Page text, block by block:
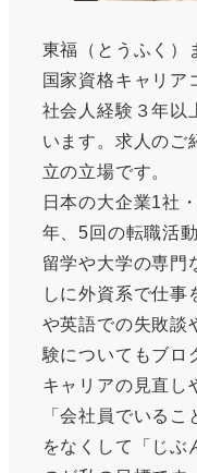
東福（とうふく）
国家資格キャリア
社会人経験３年以
います。求人のご
立の立場です。
日本の大企業1社
年、5回の転職活
留学や大学の専門
しに外資系で仕事
や英語での失敗談
験についてもブロ
キャリアの見直し
「会社員でいるこ
をなくして「じぶ